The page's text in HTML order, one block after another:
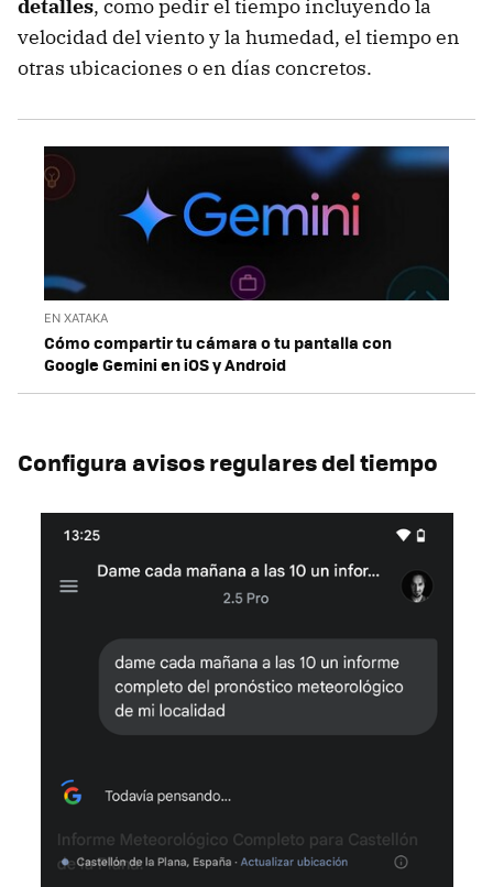
detalles, como pedir el tiempo incluyendo la
velocidad del viento y la humedad, el tiempo en
otras ubicaciones o en días concretos.
EN XATAKA
Cómo compartir tu cámara o tu pantalla con
Google Gemini en iOS y Android
Configura avisos regulares del tiempo